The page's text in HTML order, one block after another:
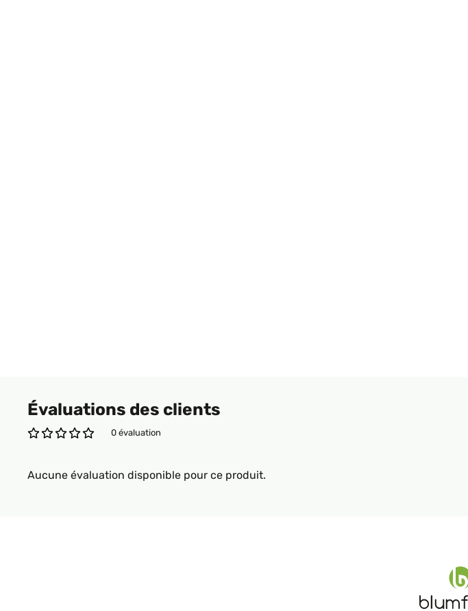
Évaluations des clients
0 évaluation
Aucune évaluation disponible pour ce produit.